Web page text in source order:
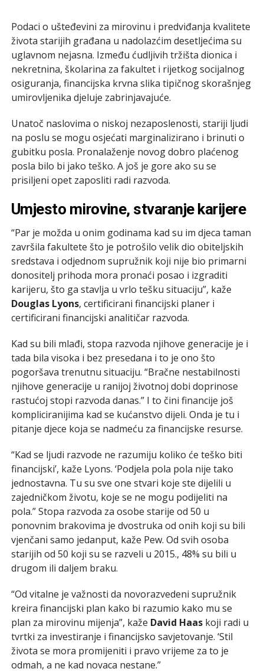
Podaci o ušteđevini za mirovinu i predviđanja kvalitete
života starijih građana u nadolazćim desetljećima su
uglavnom nejasna. Između ćudljivih tržišta dionica i
nekretnina, školarina za fakultet i rijetkog socijalnog
osiguranja, financijska krvna slika tipičnog skorašnjeg
umirovljenika djeluje zabrinjavajuće.
Unatoč naslovima o niskoj nezaposlenosti, stariji ljudi
na poslu se mogu osjećati marginalizirano i brinuti o
gubitku posla. Pronalaženje novog dobro plaćenog
posla bilo bi jako teško. A još je gore ako su se
prisiljeni opet zaposliti radi razvoda.
Umjesto mirovine, stvaranje karijere
“Par je možda u onim godinama kad su im djeca taman
završila fakultete što je potrošilo velik dio obiteljskih
sredstava i odjednom supružnik koji nije bio primarni
donositelj prihoda mora pronaći posao i izgraditi
karijeru, što ga stavlja u vrlo tešku situaciju”, kaže
Douglas Lyons, certificirani financijski planer i
certificirani financijski analitičar razvoda.
Kad su bili mlađi, stopa razvoda njihove generacije je i
tada bila visoka i bez presedana i to je ono što
pogoršava trenutnu situaciju. “Bračne nestabilnosti
njihove generacije u ranijoj životnoj dobi doprinose
rastućoj stopi razvoda danas.” I to čini financije još
kompliciranijima kad se kućanstvo dijeli. Onda je tu i
pitanje djece koja se nadmeću za financijske resurse.
“Kad se ljudi razvode ne razumiju koliko će teško biti
financijski’, kaže Lyons. ‘Podjela pola pola nije tako
jednostavna. Tu su sve one stvari koje ste dijelili u
zajedničkom životu, koje se ne mogu podijeliti na
pola.” Stopa razvoda za osobe starije od 50 u
ponovnim brakovima je dvostruka od onih koji su bili
vjenčani samo jedanput, kaže Pew. Od svih osoba
starijih od 50 koji su se razveli u 2015., 48% su bili u
drugom ili daljem braku.
“Od vitalne je važnosti da novorazvedeni supružnik
kreira financijski plan kako bi razumio kako mu se
plan za mirovinu mijenja”, kaže David Haaskoji radi u
tvrtki za investiranje i financijsko savjetovanje. ‘Stil
života se mora promijeniti i pravo vrijeme za to je
odmah, a ne kad novaca nestane.”